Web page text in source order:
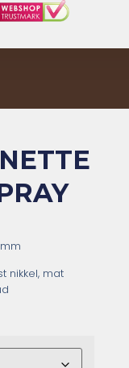
nikkel, mat